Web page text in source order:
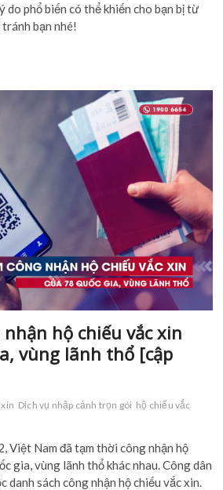
do phổ biến có thể khiến cho bạn bị từ
tránh bạn nhé!
hộ chiếu vắc xin
vùng lãnh thổ [cập
Dịch vụ nhập cảnh trọn gói hộ chiếu vắc
Việt Nam đã tạm thời công nhận hộ
gia, vùng lãnh thổ khác nhau. Công dân
danh sách công nhận hộ chiếu vắc xin.